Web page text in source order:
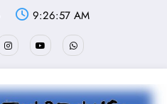
9:26:58 AM